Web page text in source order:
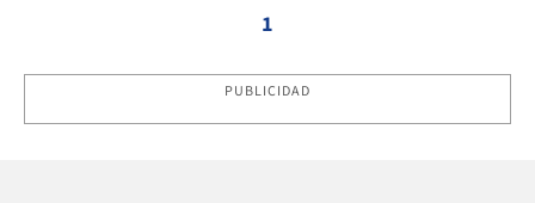
1
PUBLICIDAD